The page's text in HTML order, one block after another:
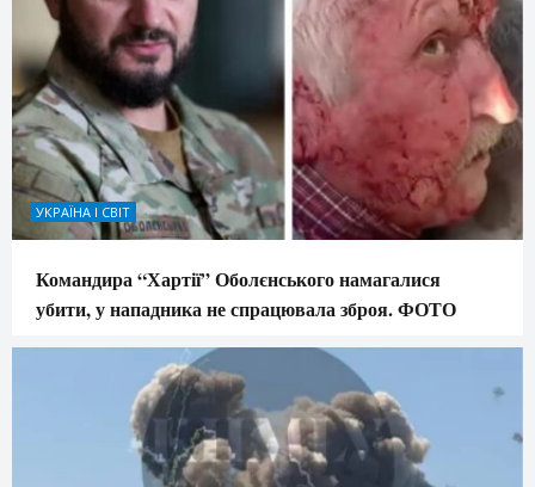
УКРАЇНА І СВІТ
Командира “Хартії” Оболєнського намагалися
убити, у нападника не спрацювала зброя. ФОТО